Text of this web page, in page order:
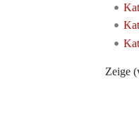
Zeige (